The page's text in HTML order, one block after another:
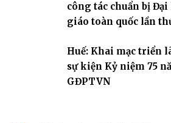
công tác chuẩn bị
giáo toàn quốc lần
Huế: Khai mạc triển
sự kiện Kỷ niệm 75
GĐPTVN